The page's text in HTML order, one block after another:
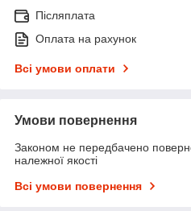
Післяплата
Оплата на рахунок
Всі умови оплати
Умови повернення
Законом не передбачено
належної якості
Всі умови повернення